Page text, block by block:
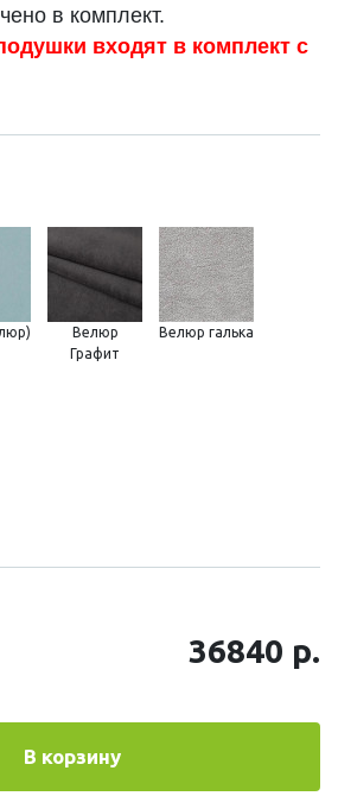
в комплект.
входят в комплект с
Велюр
Графит
Велюр галька
36840 р.
В корзину